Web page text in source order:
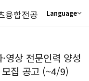
융합전공 Language
영상 전문인력 양성
집 공고 (~4/9)